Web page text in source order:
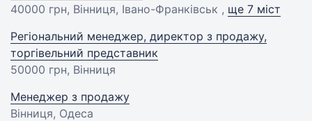
40000 грн, Вінниця, Івано-Франківськ , ще 7 міст
Регіональний менеджер, директор з продажу,
торгівельний представник
50000 грн, Вінниця
Менеджер з продажу
Вінниця, Одеса